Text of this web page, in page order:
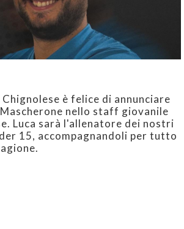
è felice di annunciare
nello staff giovanile
Luca sarà l'allenatore dei nostri
15, accompagnandoli per tutto